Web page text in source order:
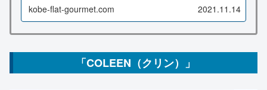
が、ついに11月6日にオープンしたようです！メニ
ュー、店内の様子や場所、フォーを食べてみた感
kobe-flat-gourmet.com 2021.11.14
「COLEEN（クリン）」